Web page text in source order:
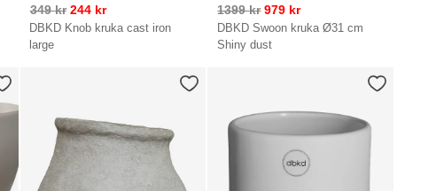
DBKD Knob kruka cast iron
large
349kr 244 kr
DBKD Swoon kruka Ø31 cm
Shiny dust
1399kr 979 kr